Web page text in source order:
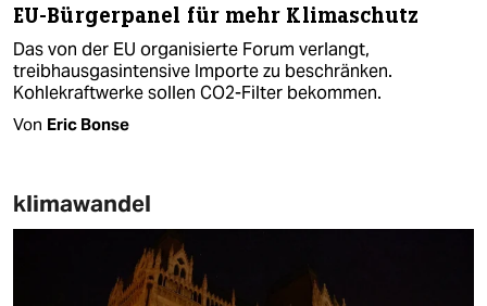
EU-Bürgerpanel für mehr Klimaschutz
Das von der EU organisierte Forum verlangt,
treibhausgasintensive Importe zu beschränken.
Kohlekraftwerke sollen CO2-Filter bekommen.
Von Eric Bonse
klimawandel